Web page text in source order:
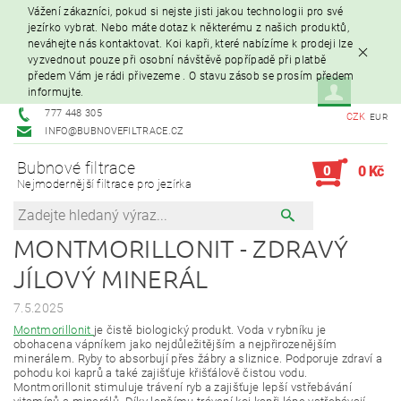
Vážení zákazníci, pokud si nejste jisti jakou technologii pro své
jezírko vybrat. Nebo máte dotaz k některému z našich produktů,
neváhejte nás kontaktovat. Koi kapři, které nabízíme k prodeji lze
vyzvednout pouze při osobní návštěvě popřípadě při platbě
předem Vám je rádi přivezeme . O stavu zásob se prosím předem
informujte.
777 448 305
INFO@BUBNOVEFILTRACE.CZ
CZK EUR
Bubnové filtrace
Nejmodernější filtrace pro jezírka
0 0 Kč
MONTMORILLONIT - ZDRAVÝ
JÍLOVÝ MINERÁL
7.5.2025
Montmorillonit je čistě biologický produkt. Voda v rybníku je
obohacena vápníkem jako nejdůležitějším a nejpřirozenějším
minerálem. Ryby to absorbují přes žábry a sliznice. Podporuje zdraví a
pohodu koi kaprů a také zajišťuje křišťálově čistou vodu.
Montmorillonit stimuluje trávení ryb a zajišťuje lepší vstřebávání